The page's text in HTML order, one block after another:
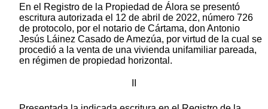
En el Registro de la Propiedad de Álora se presentó
escritura autorizada el 12 de abril de 2022, número 726
de protocolo, por el notario de Cártama, don Antonio
Jesús Láinez Casado de Amezúa, por virtud de la cual se
procedió a la venta de una vivienda unifamiliar pareada,
en régimen de propiedad horizontal.